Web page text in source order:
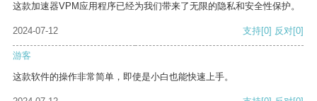
这款加速器VPM应用程序已经为我们带来了无限的隐私和安全性保护。
2024-07-12 支持[0] 反对[0]
游客
这款软件的操作非常简单，即使是小白也能快速上手。